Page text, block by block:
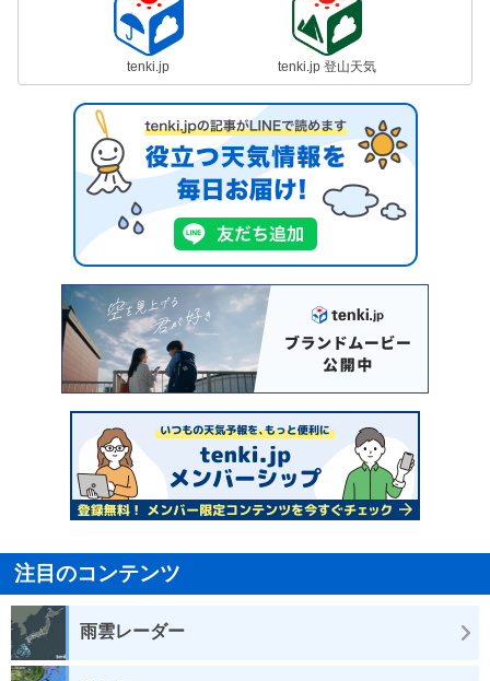
tenki.jp tenki.jp 登山天気
注目のコンテンツ
雨雲レーダー